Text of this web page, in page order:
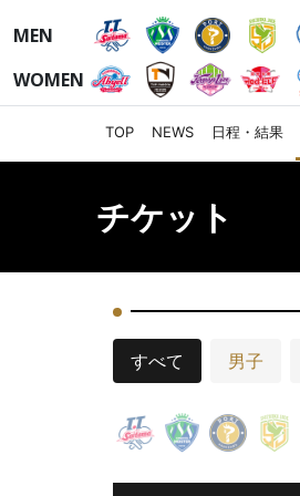
MEN
WOMEN
TOP NEWS 日程・結果
チケット
すべて 男子